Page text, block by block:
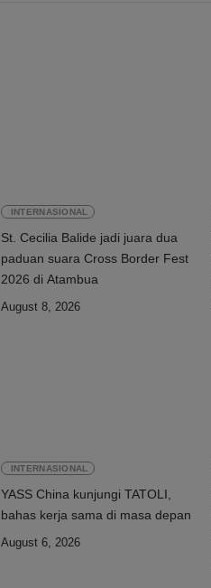
INTERNASIONAL
St. Cecilia Balide jadi juara dua
paduan suara Cross Border Fest
August 8, 2026
INTERNASIONAL
YASS China kunjungi TATOLI,
bahas kerja sama di masa depan
August 6, 2026